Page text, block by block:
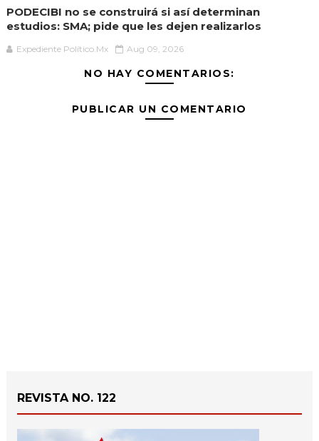
PODECIBI no se construirá si así determinan
estudios: SMA; pide que les dejen realizarlos
Expediente Político.Mx Aug 09, 2026
NO HAY COMENTARIOS:
PUBLICAR UN COMENTARIO
REVISTA NO. 122